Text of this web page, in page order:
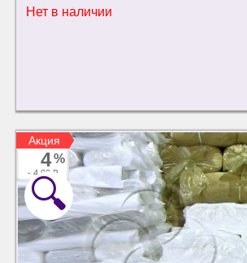
Нет в наличии
Акция
4%
- 4.00 ₽
Акция
🔍